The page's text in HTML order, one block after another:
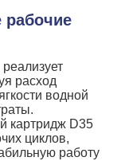
рабочие
расход
водной
картридж D35
циклов,
работу